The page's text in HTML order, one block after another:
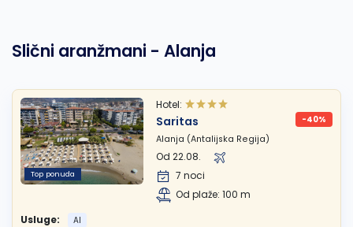
Slični aranžmani - Alanja
Top ponuda
Hotel:
Saritas -40%
Alanja (Antalijska Regija)
Od 22.08.
7 noci
Od plaže: 100 m
Usluge:
AI